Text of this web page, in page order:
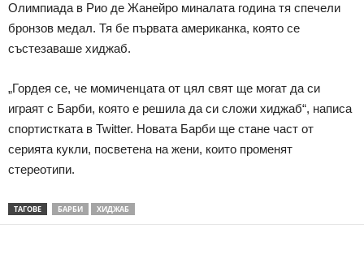
Олимпиада в Рио де Жанейро миналата година тя спечели
бронзов медал. Тя бе първата американка, която се
състезаваше хиджаб.
„Гордея се, че момиченцата от цял свят ще могат да си
играят с Барби, която е решила да си сложи хиджаб“, написа
спортистката в Twitter. Новата Барби ще стане част от
серията кукли, посветена на жени, които променят
стереотипи.
ТАГОВЕ БАРБИ ХИДЖАБ